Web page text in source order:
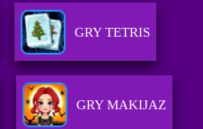
GRY TETRIS
GRY MAKIJAZ